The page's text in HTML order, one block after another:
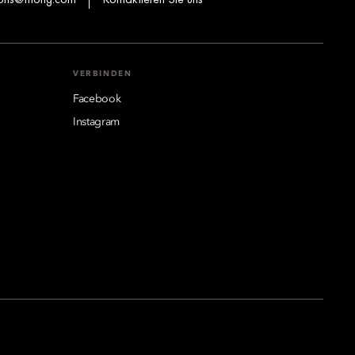
VERBINDEN
Facebook
Instagram